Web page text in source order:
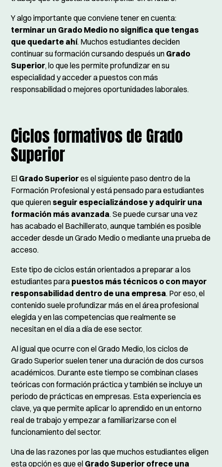
Y algo importante que conviene tener en cuenta:
terminar un Grado Medio no significa que tengas
que quedarte ahí. Muchos estudiantes deciden
continuar su formación cursando después un Grado
Superior, lo que les permite profundizar en su
especialidad y acceder a puestos con más
responsabilidad o mejores oportunidades laborales.
Ciclos formativos de Grado
Superior
El Grado Superiores el siguiente paso dentro de la
Formación Profesional y está pensado para estudiantes
que quieren seguir especializándose y adquirir una
formación más avanzada. Se puede cursar una vez
has acabado el Bachillerato, aunque también es posible
acceder desde un Grado Medio o mediante una prueba de
acceso.
Este tipo de ciclos están orientados a preparar a los
estudiantes para puestos más técnicos o con mayor
responsabilidad dentro de una empresa. Por eso, el
contenido suele profundizar más en el área profesional
elegida y en las competencias que realmente se
necesitan en el día a día de ese sector.
Al igual que ocurre con el Grado Medio, los ciclos de
Grado Superior suelen tener una duración de dos cursos
académicos. Durante este tiempo se combinan clases
teóricas con formación práctica y también se incluye un
periodo de prácticas en empresas. Esta experiencia es
clave, ya que permite aplicar lo aprendido en un entorno
real de trabajo y empezar a familiarizarse con el
funcionamiento del sector.
Una de las razones por las que muchos estudiantes eligen
esta opción es que el Grado Superior ofrece una